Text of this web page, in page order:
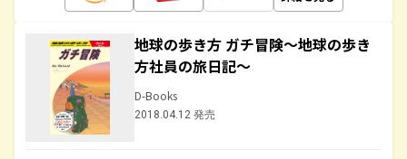
地球の歩き方 ガチ冒険～地球の歩き
方社員の旅日記～
D-Books
2018.04.12 発売